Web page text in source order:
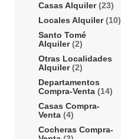
Casas Alquiler(23)
Locales Alquiler(10)
Santo Tomé
Alquiler(2)
Otras Localidades
Alquiler(2)
Departamentos
Compra-Venta (14)
Casas Compra-
Venta (4)
Cocheras Compra-